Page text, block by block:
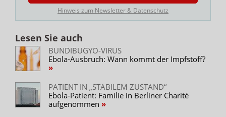
Hinweis zum Newsletter & Datenschutz
Lesen Sie auch
BUNDIBUGYO-VIRUS
Ebola-Ausbruch: Wann kommt der Impfstoff?
PATIENT IN „STABILEM ZUSTAND“
Ebola-Patient: Familie in Berliner Charité
aufgenommen